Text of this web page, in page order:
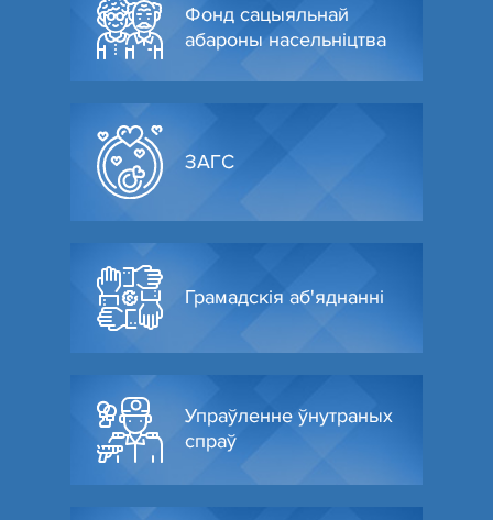
Фонд сацыяльнай
абароны насельніцтва
ЗАГС
Грамадскія аб'яднанні
Упраўленне ўнутраных
спраў